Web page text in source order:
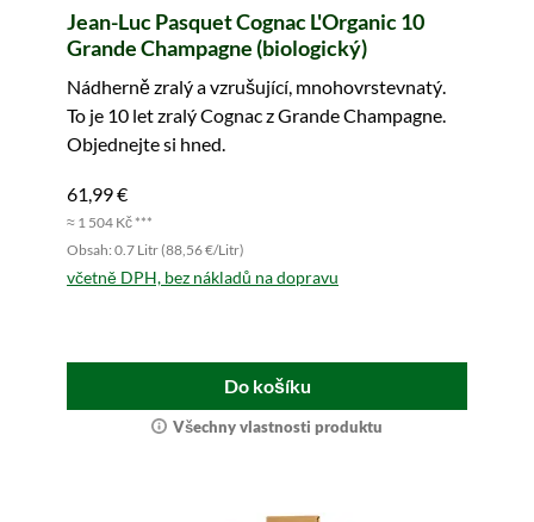
Jean-Luc Pasquet Cognac L'Organic 10
Grande Champagne (biologický)
Nádherně zralý a vzrušující, mnohovrstevnatý.
To je 10 let zralý Cognac z Grande Champagne.
Objednejte si hned.
61,99 €
≈ 1 504 Kč ***
Obsah: 0.7 Litr (88,56 €/Litr)
včetně DPH, bez nákladů na dopravu
Do košíku
Všechny vlastnosti produktu